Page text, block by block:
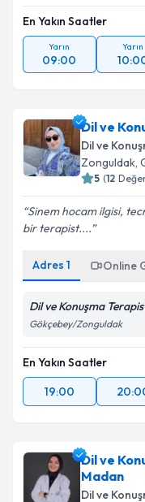
En Yakın Saatler
Yarın
09:00
Yarın
Dil ve
Dil ve
Zonguldak,
5 (12
Sinem hocam ilgisi,
bir terapist....
Adres 1 Online
Dil ve Konuşma
Gökçebey/Zonguldak
En Yakın Saatler
19:00
Dil ve
Madan
Dil ve